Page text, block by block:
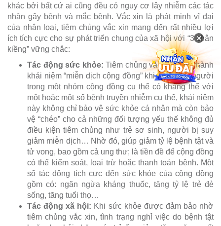
khác bởi bất cứ ai cũng đều có nguy cơ lây nhiễm các tác
nhân gây bệnh và mắc bệnh. Vắc xin là phát minh vĩ đại
của nhân loại, tiêm chủng vắc xin mang đến rất nhiều lợi
ích tích cực cho sự phát triển chung của xã hội với “3 chân
kiềng” vững chắc:
Tác động sức khỏe: Tiêm chủng vắc xin hình thành
khái niệm “miễn dịch cộng đồng” khi số lượng người
trong một nhóm cộng đồng cụ thể có kháng thể với
một hoặc một số bệnh truyền nhiễm cụ thể, khái niệm
này không chỉ bảo vệ sức khỏe cá nhân mà còn bảo
vệ “chéo” cho cả những đối tượng yếu thế không đủ
điều kiện tiêm chủng như trẻ sơ sinh, người bị suy
giảm miễn dịch… Nhờ đó, giúp giảm tỷ lệ bệnh tật và
tử vong, bao gồm cả ung thư; là tiền đề để cộng đồng
có thể kiểm soát, loại trừ hoặc thanh toán bệnh. Một
số tác động tích cực đến sức khỏe của cộng đồng
gồm có: ngăn ngừa kháng thuốc, tăng tỷ lệ trẻ đẻ
sống, tăng tuổi thọ…
Tác động xã hội: Khi sức khỏe được đảm bảo nhờ
tiêm chủng vắc xin, tình trạng nghỉ việc do bệnh tật
×